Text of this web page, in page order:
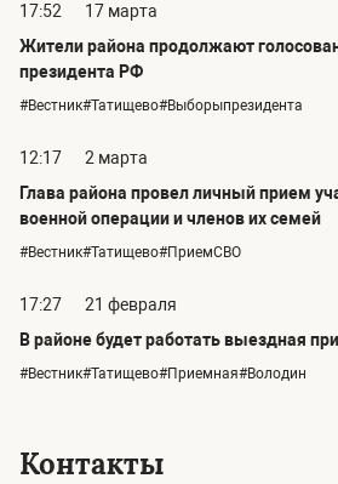
17:52
17 марта
Жители района продолжают
президента РФ
#Вестник#Татищево#Выборыпрезидента
12:17
2 марта
Глава района провел личный прием
военной операции и членов их семей
#Вестник#Татищево#ПриемСВО
17:27
21 февраля
В районе будет работать выездная
#Вестник#Татищево#Приемная#Володин
Контакты